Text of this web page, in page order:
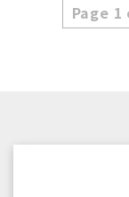
Page 1